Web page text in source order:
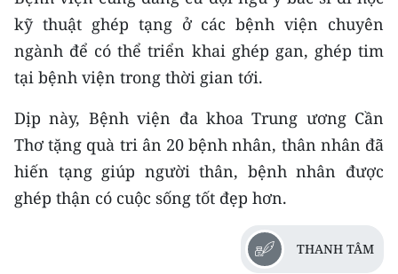
TIN ĐỊA PHƯƠNG
Trung du và miền núi phía Bắc
Đồng bằng sông Hồng
Bắc Trung Bộ
Duyên hải Nam Trung Bộ và Tây
Nguyên
kỹ thuật ghép tạng ở các bệnh viện chuyên
ngành để có thể triển khai ghép gan, ghép tim
tại bệnh viện trong thời gian tới.
Dịp này, Bệnh viện đa khoa Trung ương Cần
Thơ tặng quà tri ân 20 bệnh nhân, thân nhân đã
hiến tạng giúp người thân, bệnh nhân được
ghép thận có cuộc sống tốt đẹp hơn.
THANH TÂM